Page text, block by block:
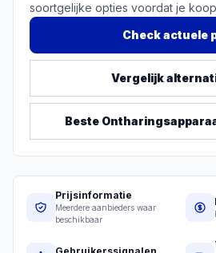
soortgelijke opties voordat je
Check actuele
Vergelijk
Beste
Prijsinformatie
Meerdere aanbieders waar
beschikbaar
Gebruikerssignalen